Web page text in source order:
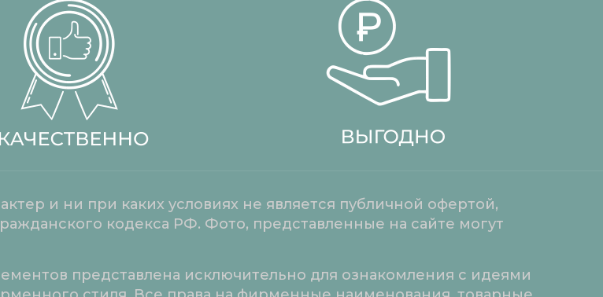
и ни при каких условиях не является публичной офертой,
кодекса РФ. Фото, представленные на сайте могут
представлена исключительно для ознакомления с идеями